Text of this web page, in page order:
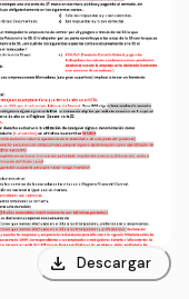
download Descargar